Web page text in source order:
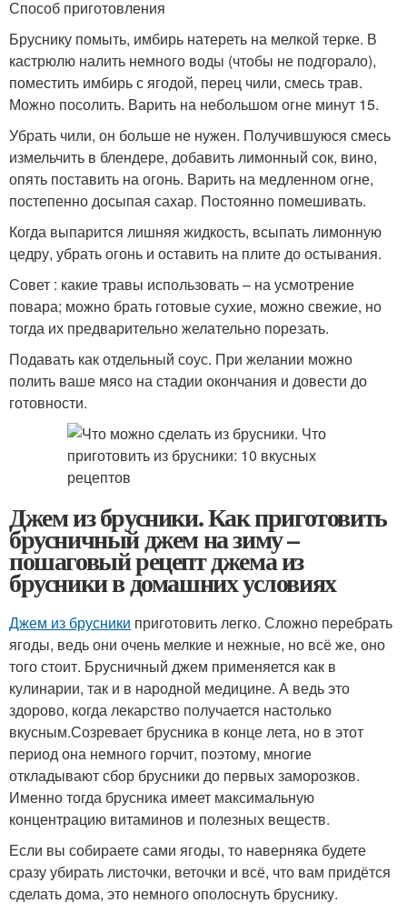
Способ приготовления
Бруснику помыть, имбирь натереть на мелкой терке. В
кастрюлю налить немного воды (чтобы не подгорало),
поместить имбирь с ягодой, перец чили, смесь трав.
Можно посолить. Варить на небольшом огне минут 15.
Убрать чили, он больше не нужен. Получившуюся смесь
измельчить в блендере, добавить лимонный сок, вино,
опять поставить на огонь. Варить на медленном огне,
постепенно досыпая сахар. Постоянно помешивать.
Когда выпарится лишняя жидкость, всыпать лимонную
цедру, убрать огонь и оставить на плите до остывания.
Совет : какие травы использовать – на усмотрение
повара; можно брать готовые сухие, можно свежие, но
тогда их предварительно желательно порезать.
Подавать как отдельный соус. При желании можно
полить ваше мясо на стадии окончания и довести до
готовности.
Джем из брусники. Как приготовить
брусничный джем на зиму –
пошаговый рецепт джема из
брусники в домашних условиях
Джем из брусники приготовить легко. Сложно перебрать
ягоды, ведь они очень мелкие и нежные, но всё же, оно
того стоит. Брусничный джем применяется как в
кулинарии, так и в народной медицине. А ведь это
здорово, когда лекарство получается настолько
вкусным.Созревает брусника в конце лета, но в этот
период она немного горчит, поэтому, многие
откладывают сбор брусники до первых заморозков.
Именно тогда брусника имеет максимальную
концентрацию витаминов и полезных веществ.
Если вы собираете сами ягоды, то наверняка будете
сразу убирать листочки, веточки и всё, что вам придётся
сделать дома, это немного ополоснуть бруснику.